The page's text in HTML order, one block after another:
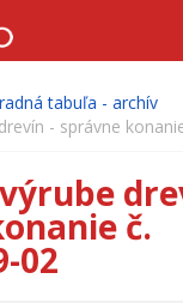
tabuľa - archív
- správne
č.
02